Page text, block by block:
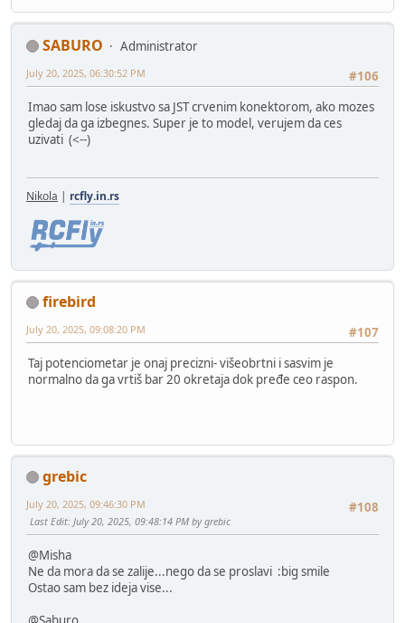
SABURO
Administrator
#106
July 20, 2025, 06:30:52 PM
Imao sam lose iskustvo sa JST crvenim konektorom, ako mozes
gledaj da ga izbegnes. Super je to model, verujem da ces
uzivati (<--)
Nikola | rcfly.in.rs
firebird
#107
July 20, 2025, 09:08:20 PM
Taj potenciometar je onaj precizni- višeobrtni i sasvim je
normalno da ga vrtiš bar 20 okretaja dok pređe ceo raspon.
grebic
#108
July 20, 2025, 09:46:30 PM
Last Edit: July 20, 2025, 09:48:14 PM by grebic
@Misha
Ne da mora da se zalije...nego da se proslavi :big smile
Ostao sam bez ideja vise...